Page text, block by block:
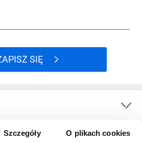
Szczegóły O plikach cookies
SIĘ